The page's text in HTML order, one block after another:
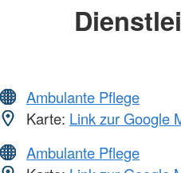
Ambulante Pflege
Karte: Link zur Google
Ambulante Pflege